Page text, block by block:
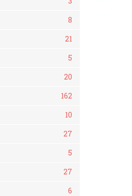
8
21
5
20
162
10
27
5
27
6